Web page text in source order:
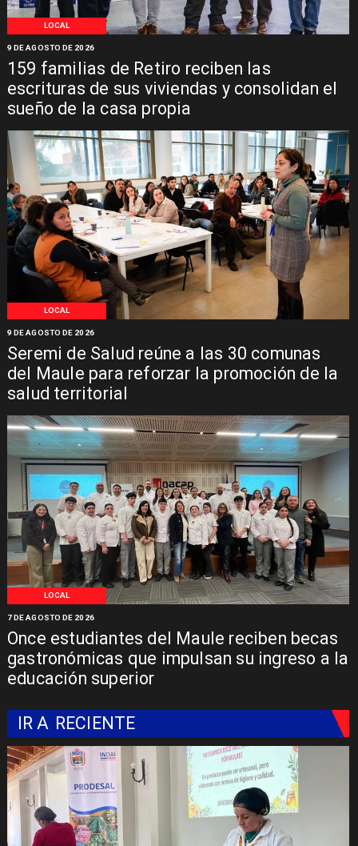
LOCAL
159 familias de Retiro reciben las
escrituras de sus viviendas y consolidan el
sueño de la casa propia
9 DE AGOSTO DE 2026
LOCAL
Seremi de Salud reúne a las 30 comunas
del Maule para reforzar la promoción de la
salud territorial
9 DE AGOSTO DE 2026
LOCAL
Once estudiantes del Maule reciben becas
gastronómicas que impulsan su ingreso a la
educación superior
7 DE AGOSTO DE 2026
IR A RECIENTE